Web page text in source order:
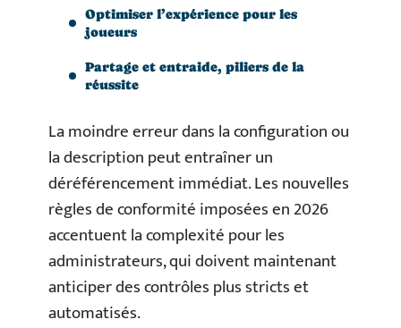
Optimiser l’expérience pour les
joueurs
Partage et entraide, piliers de la
réussite
La moindre erreur dans la configuration ou
la description peut entraîner un
déréférencement immédiat. Les nouvelles
règles de conformité imposées en 2026
accentuent la complexité pour les
administrateurs, qui doivent maintenant
anticiper des contrôles plus stricts et
automatisés.